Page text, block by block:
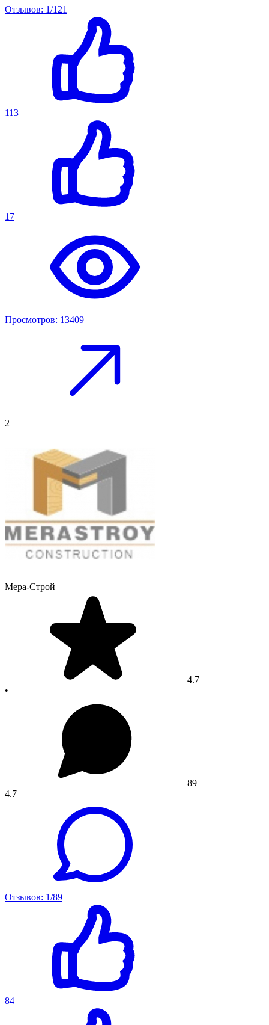
Отзывов: 1/121
113
17
Просмотров: 13409
2
Мера-Строй
4.7
•
89
4.7
Отзывов: 1/89
84